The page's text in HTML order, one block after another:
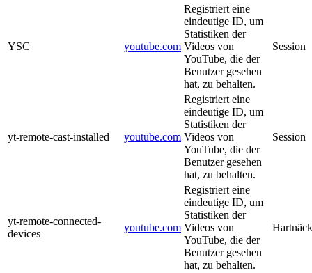
YSC youtube.com
Registriert eine
eindeutige ID, um
Statistiken der
Videos von
YouTube, die der
Benutzer gesehen
hat, zu behalten.
Session
yt-remote-cast-installed youtube.com
Registriert eine
eindeutige ID, um
Statistiken der
Videos von
YouTube, die der
Benutzer gesehen
hat, zu behalten.
Session
yt-remote-connected-
devices
youtube.com
Registriert eine
eindeutige ID, um
Statistiken der
Videos von
YouTube, die der
Benutzer gesehen
hat, zu behalten.